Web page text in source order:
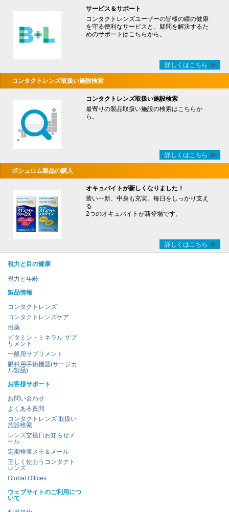
サービス＆サポート
コンタクトレンズユーザーの皆様の瞳の健康
を守る便利なサービスと、疑問を解決するた
めのサポートはこちらから。
詳しくはこちら
コンタクトレンズ取扱い施設検索
コンタクトレンズ取扱い施設検索
最寄りの製品取扱い施設の検索はこちらか
ら。
詳しくはこちら
ボシュロム製品の購入
オキュバイトが新しくなりました！
装い一新、中身も充実。毎日をしっかり支え
る
2つのオキュバイトが新登場です。
詳しくはこちら
視力と目の健康
視力と年齢
製品情報
コンタクトレンズ
コンタクトレンズケア
目薬
ビタミン・ミネラル サプ
リメント
一般用サプリメント
眼科用手術機器(サージカ
ル製品)
お客様サポート
お問い合わせ
よくある質問
コンタクトレンズ 取扱い
施設検索
レンズ交換日お知らせメ
ール
定期検査メモ＆メール
正しく使おうコンタクト
レンズ
Global Offices
ウェブサイトのご利用につ
いて